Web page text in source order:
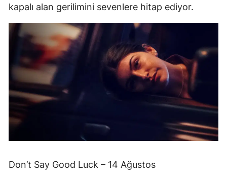
kapalı alan gerilimini sevenlere hitap ediyor.
Don’t Say Good Luck – 14 Ağustos